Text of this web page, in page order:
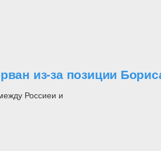
из-за позиции
Россиеи и